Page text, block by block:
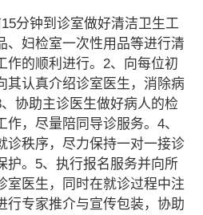
分钟到诊室做好清洁卫生工
、妇检室一次性用品等进行清
作的顺利进行。2、向每位初
其认真介绍诊室医生，消除病
协助主诊医生做好病人的检
，尽量陪同导诊服务。4、
诊秩序，尽力保持一对一接诊
护。5、执行报名服务并向所
室医生，同时在就诊过程中注
行专家推介与宣传包装，协助